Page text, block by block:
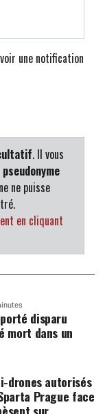
une notification
. Il vous
ne puisse
en cliquant
disparu
mort dans un
drones autorisés
Prague face